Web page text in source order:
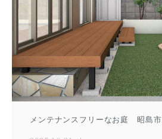
メンテナンスフリーなお庭 昭島市